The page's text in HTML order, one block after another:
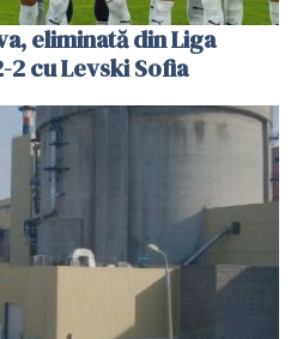
eliminată din Liga
2 cu Levski Sofia